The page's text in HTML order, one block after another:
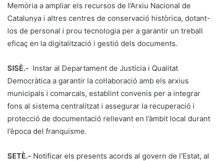
Memòria a ampliar els recursos de l’Arxiu Nacional de
Catalunya i altres centres de conservació històrica, dotant-
los de personal i prou tecnologia per a garantir un treball
eficaç en la digitalització i gestió dels documents.
SISÈ.- Instar al Departament de Justícia i Qualitat
Democràtica a garantir la col·laboració amb els arxius
municipals i comarcals, establint convenis per a integrar
fons al sistema centralitzat i assegurar la recuperació i
protecció de documentació rellevant en l’àmbit local durant
l’època del franquisme.
SETÈ.- Notificar els presents acords al govern de l’Estat, al